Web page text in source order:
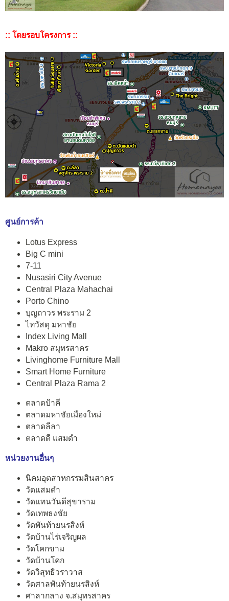
:: โดยรอบโครงการ ::
ศูนย์การค้า
Lotus Express
Big C mini
7-11
Nusasiri City Avenue
Central Plaza Mahachai
Porto Chino
บุญถาวร พระราม 2
ไทวัสดุ มหาชัย
Index Living Mall
Makro สมุทรสาคร
Livinghome Furniture Mall
Smart Home Furniture
Central Plaza Rama 2
ตลาดป้าคี
ตลาดมหาชัยเมืองใหม่
ตลาดลีลา
ตลาดดี แสมดำ
หน่วยงานอื่นๆ
นิคมอุตสาหกรรมสินสาคร
วัดแสมดำ
วัดแทนวันดีสุขาราม
วัดเทพธงชัย
วัดพันท้ายนรสิงห์
วัดบ้านไร่เจริญผล
วัดโคกขาม
วัดบ้านโคก
วัดวิสุทธิวราวาส
วัดศาลพันท้ายนรสิงห์
ศาลากลาง จ.สมุทรสาคร